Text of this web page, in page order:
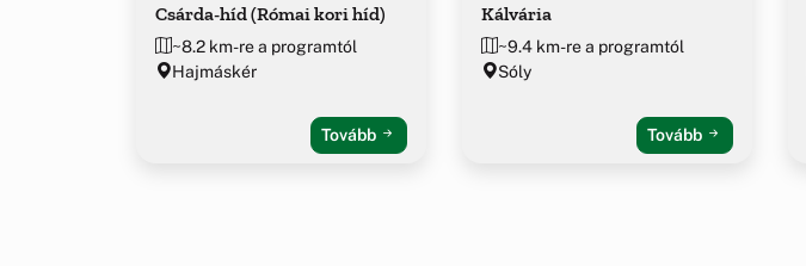
Csárda-híd (Római kori híd)
~8.2 km-re a programtól
Hajmáskér
Tovább
Kálvária
~9.4 km-re a programtól
Sóly
Tovább